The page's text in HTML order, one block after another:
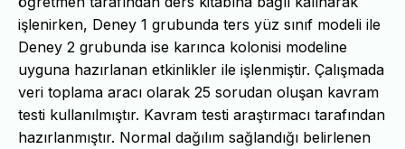
işlenirken, Deney 1 grubunda ters yüz sınıf modeli ile
Deney 2 grubunda ise karınca kolonisi modeline
uyguna hazırlanan etkinlikler ile işlenmiştir. Çalışmada
veri toplama aracı olarak 25 sorudan oluşan kavram
testi kullanılmıştır. Kavram testi araştırmacı tarafından
hazırlanmıştır. Normal dağılım sağlandığı belirlenen